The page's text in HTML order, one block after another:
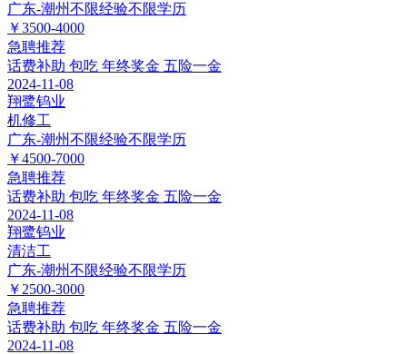
广东-潮州不限经验不限学历
￥3500-4000
急聘推荐
话费补助 包吃 年终奖金 五险一金
2024-11-08
翔鹭钨业
机修工
广东-潮州不限经验不限学历
￥4500-7000
急聘推荐
话费补助 包吃 年终奖金 五险一金
2024-11-08
翔鹭钨业
清洁工
广东-潮州不限经验不限学历
￥2500-3000
急聘推荐
话费补助 包吃 年终奖金 五险一金
2024-11-08